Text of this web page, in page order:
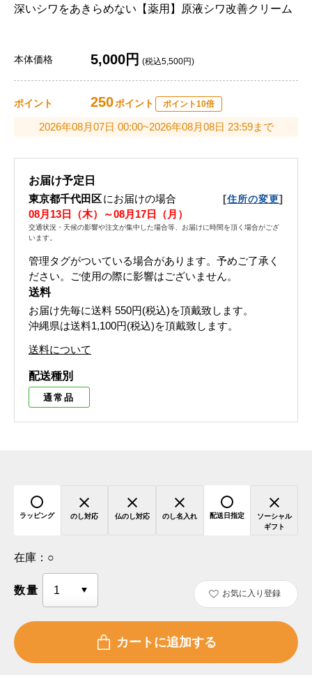
深いシワをあきらめない【薬用】原液シワ改善クリーム
本体価格 5,000円 (税込5,500円)
ポイント 250ポイント ポイント10倍
2026年08月07日 00:00~2026年08月08日 23:59まで
お届け予定日
東京都千代田区にお届けの場合 [住所の変更]
08月13日（木）～08月17日（月）
交通状況・天候の影響や注文が集中した場合等、お届けに時間を頂く場合がござ
います。
管理タグがついている場合があります。予めご了承く
ださい。ご使用の際に影響はございません。
送料
お届け先毎に送料 550円(税込)を頂戴致します。
沖縄県は送料1,100円(税込)を頂戴致します。
送料について
配送種別
通常品
ラッピング のし対応 仏のし対応 のし名入れ 配送日指定
ソーシャル
ギフト
在庫： ○
数量 お気に入り登録